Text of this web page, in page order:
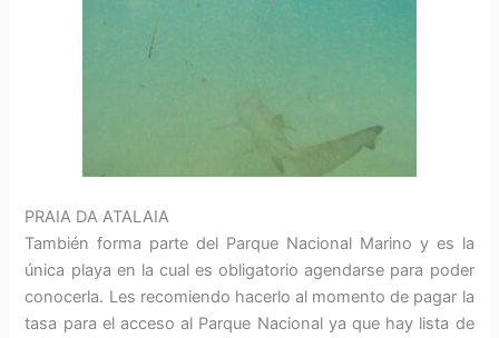
PRAIA DA ATALAIA
También forma parte del Parque Nacional Marino y es la
única playa en la cual es obligatorio agendarse para poder
conocerla. Les recomiendo hacerlo al momento de pagar la
tasa para el acceso al Parque Nacional ya que hay lista de